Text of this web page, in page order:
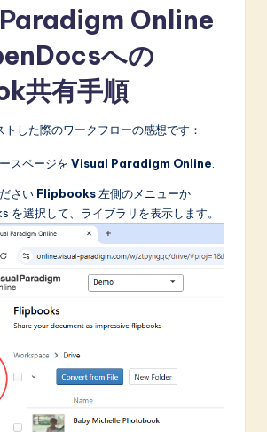
Online
への
共有手順
トした際のワークフローの感想です：
スページを Visual Paradigm Online.
さい Flipbooks左側のメニューか
を選択して、ライブラリを表示します。